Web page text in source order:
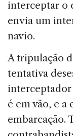
interceptar o
envia um
navio.
A tripulação
tentativa
interceptador
é em vão, e
embarcação.